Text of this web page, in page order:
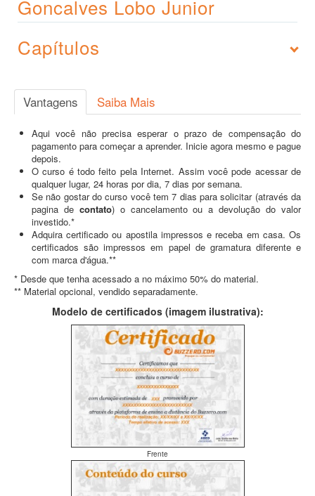
Goncalves Lobo Junior
Capítulos
Vantagens Saiba Mais
Aqui você não precisa esperar o prazo de compensação do
pagamento para começar a aprender. Inicie agora mesmo e pague
depois.
O curso é todo feito pela Internet. Assim você pode acessar de
qualquer lugar, 24 horas por dia, 7 dias por semana.
Se não gostar do curso você tem 7 dias para solicitar (através da
pagina de contato) o cancelamento ou a devolução do valor
investido.*
Adquira certificado ou apostila impressos e receba em casa. Os
certificados são impressos em papel de gramatura diferente e
com marca d'água.**
* Desde que tenha acessado a no máximo 50% do material.
** Material opcional, vendido separadamente.
Modelo de certificados (imagem ilustrativa):
Frente